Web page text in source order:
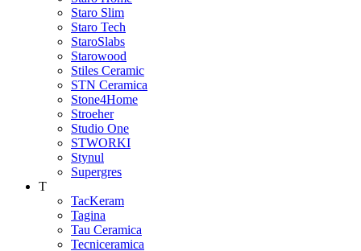
Staro Slim
Staro Tech
StaroSlabs
Starowood
Stiles Ceramic
STN Ceramica
Stone4Home
Stroeher
Studio One
STWORKI
Stynul
Supergres
T
TacKeram
Tagina
Tau Ceramica
Tecniceramica